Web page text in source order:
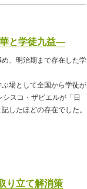
と学徒九益―
、明治期まで存在した学
場として全国から学徒が
スコ・ザビエルが「日
したほどの存在でした。
り立て解消策